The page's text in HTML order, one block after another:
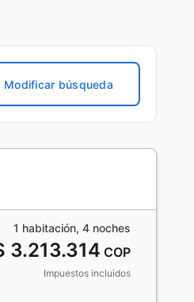
Modificar búsqueda
1 habitación, 4 noches
3.213.314 COP
Impuestos incluidos